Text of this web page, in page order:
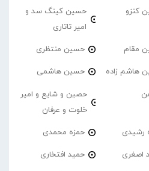
کنزو
حسین کینگ سد و
امیر تاتاری
مقام حسین منتظری
هاشم زاده حسین هاشمی
حصین و شایع و امیر
خلوت و عرفان
رشیدی حمزه محمدی
اصغری حمید افتخاری